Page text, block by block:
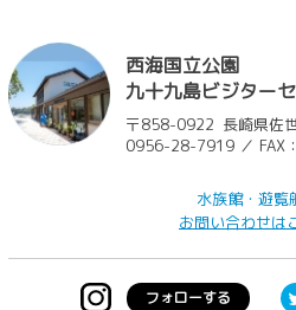
西海国立公園
九十九島ビジター
〒858-0922 長崎県佐
0956-28-7919 ／ FAX
水族館・遊覧
お問い合わせは
フォローする